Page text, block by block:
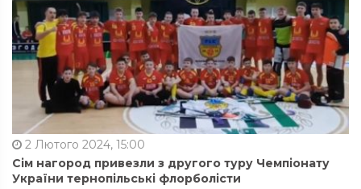
2 Лютого 2024, 15:00
Сім нагород привезли з другого туру Чемпіонату
України тернопільські флорболісти